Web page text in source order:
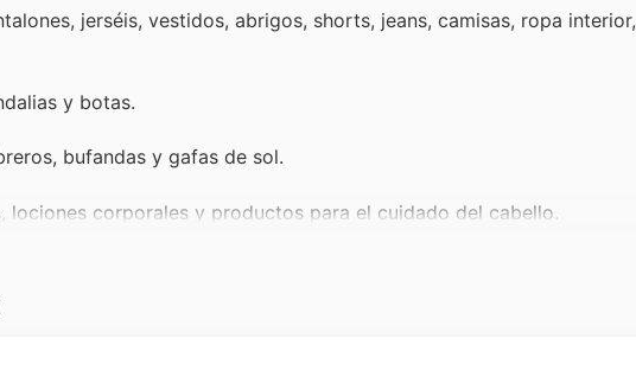
jerséis, vestidos, abrigos, shorts, jeans, camisas, ropa interior,
y botas.
bufandas y gafas de sol.
lociones corporales y productos para el cuidado del cabello.
para el equipaje y neceseres.